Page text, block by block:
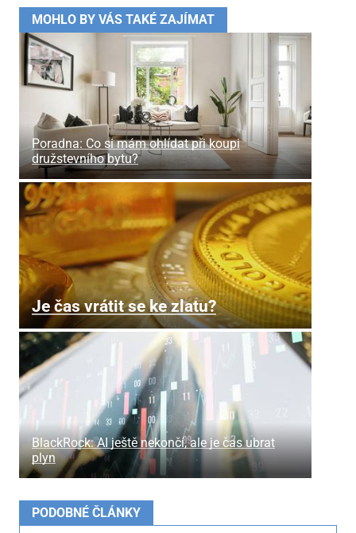
MOHLO BY VÁS TAKÉ ZAJÍMAT
Poradna: Co si mám ohlídat při koupi
družstevního bytu?
Je čas vrátit se ke zlatu?
BlackRock: AI ještě nekončí, ale je čas ubrat
plyn
PODOBNÉ ČLÁNKY